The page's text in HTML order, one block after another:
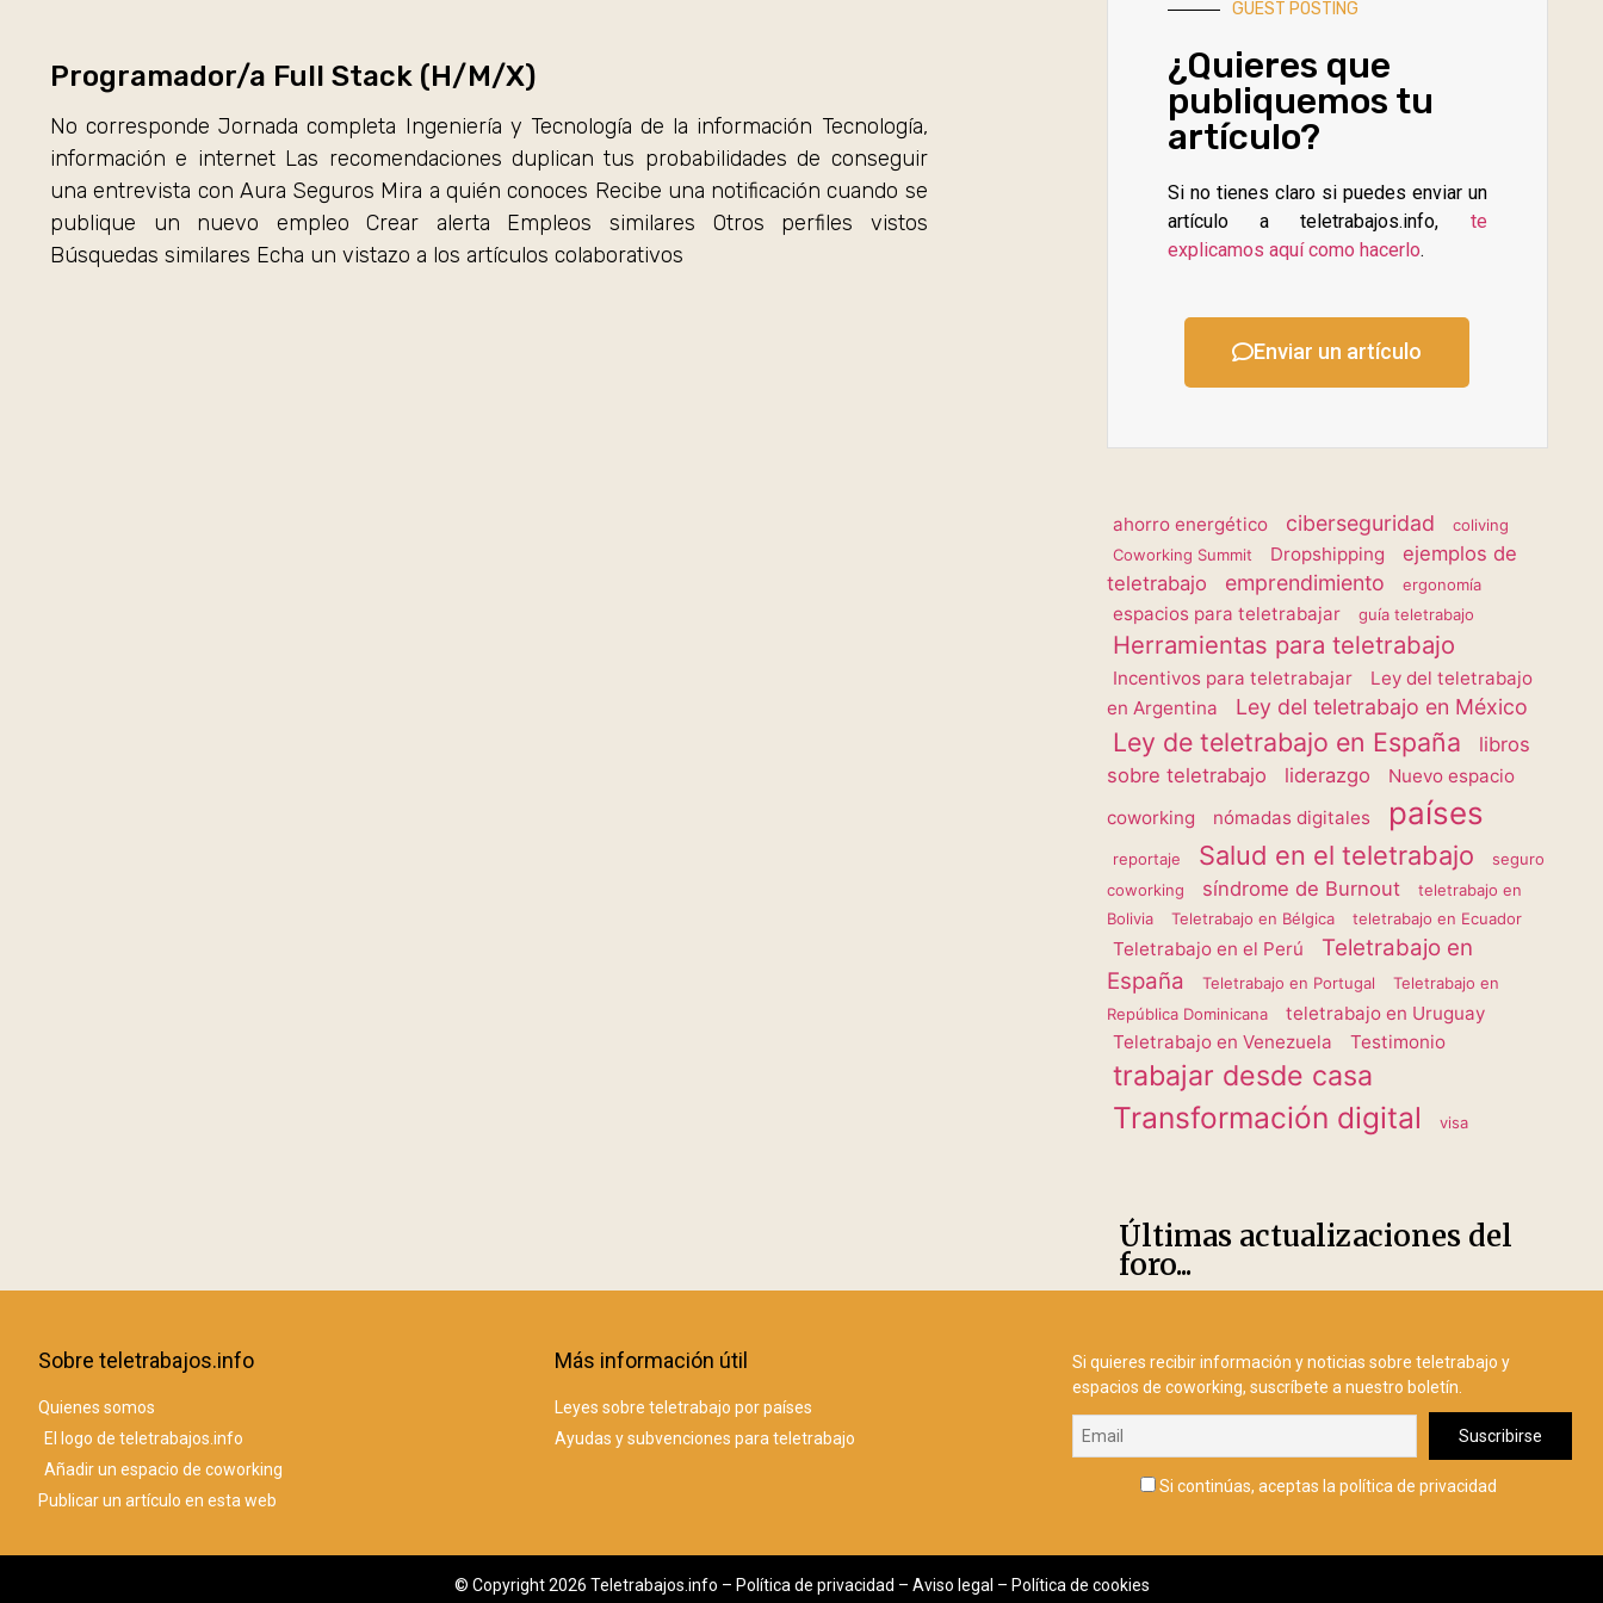
Programador/a Full Stack (H/M/X)
No corresponde Jornada completa Ingeniería y Tecnología de la información Tecnología,
información e internet Las recomendaciones duplican tus probabilidades de conseguir
una entrevista con Aura Seguros Mira a quién conoces Recibe una notificación cuando se
publique un nuevo empleo Crear alerta Empleos similares Otros perfiles vistos
Búsquedas similares Echa un vistazo a los artículos colaborativos
GUEST POSTING
¿Quieres que
publiquemos tu
artículo?
Si no tienes claro si puedes enviar un
artículo a teletrabajos.info, te
explicamos aquí como hacerlo.
Enviar un artículo
ahorro energético ciberseguridad
coliving
Coworking Summit
Dropshipping
ejemplos de
teletrabajo
emprendimiento ergonomía
espacios para teletrabajar guía teletrabajo
Herramientas para teletrabajo
Incentivos para teletrabajar
Ley del teletrabajo
en Argentina
Ley del teletrabajo en México
Ley de teletrabajo en España
libros
sobre teletrabajo
liderazgo
Nuevo espacio
coworking
nómadas digitales países
reportaje Salud en el teletrabajo
seguro
coworking
síndrome de Burnout
teletrabajo en
Bolivia
Teletrabajo en Bélgica teletrabajo en Ecuador
Teletrabajo en el Perú
Teletrabajo en
España
Teletrabajo en Portugal
Teletrabajo en
República Dominicana
teletrabajo en Uruguay
Teletrabajo en Venezuela
Testimonio
trabajar desde casa
Transformación digital visa
Últimas actualizaciones del
foro...
Sobre teletrabajos.info
Quienes somos
El logo de teletrabajos.info
Añadir un espacio de coworking
Publicar un artículo en esta web
Más información útil
Leyes sobre teletrabajo por países
Ayudas y subvenciones para teletrabajo
Si quieres recibir información y noticias sobre teletrabajo y
espacios de coworking, suscríbete a nuestro boletín.
Si continúas, aceptas la política de privacidad
© Copyright 2026 Teletrabajos.info – Política de privacidad – Aviso legal – Política de cookies